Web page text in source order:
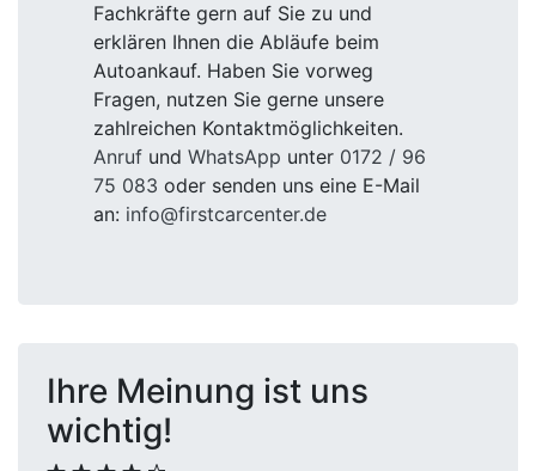
Fachkräfte gern auf Sie zu und
erklären Ihnen die Abläufe beim
Autoankauf. Haben Sie vorweg
Fragen, nutzen Sie gerne unsere
zahlreichen Kontaktmöglichkeiten.
Anruf und WhatsApp unter 0172 / 96
75 083 oder senden uns eine E-Mail
an: info@firstcarcenter.de
Ihre Meinung ist uns
wichtig!